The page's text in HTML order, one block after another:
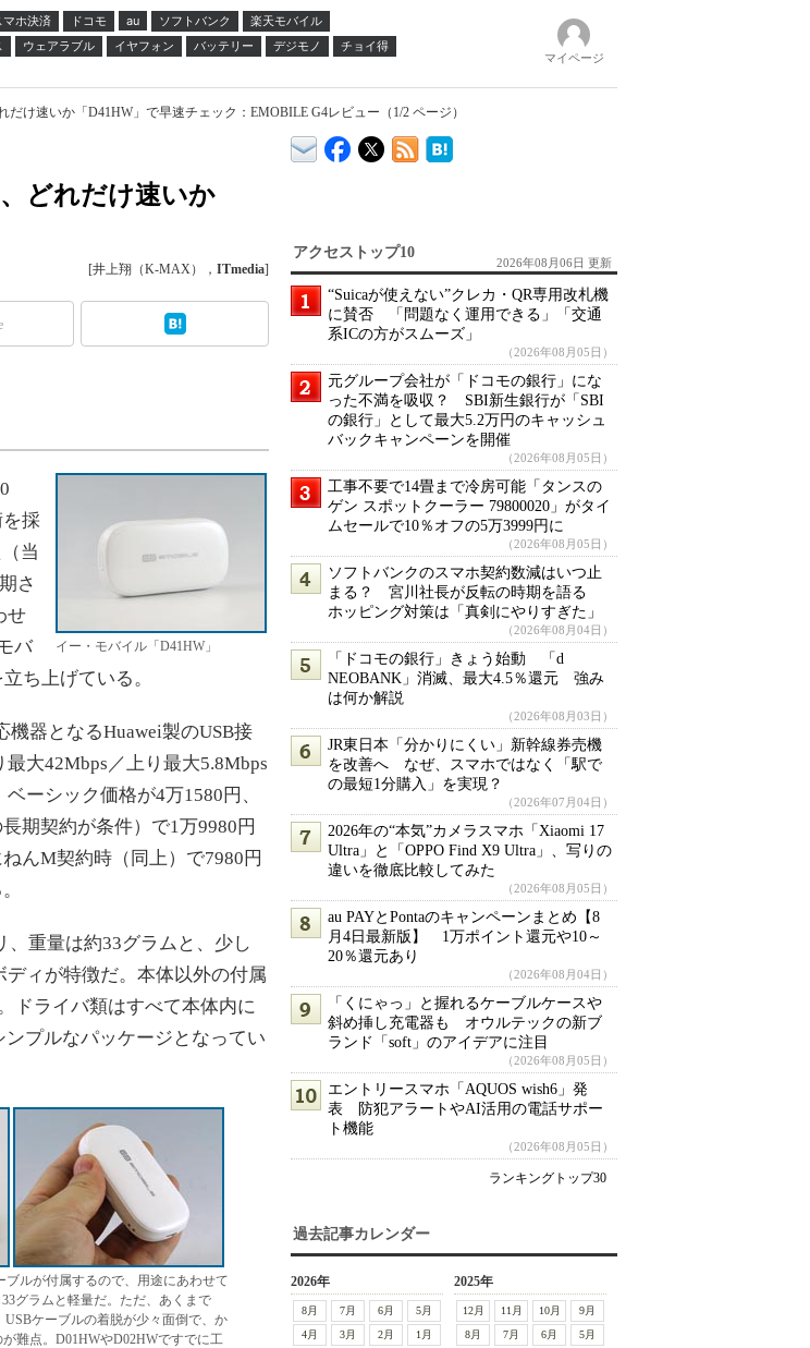
マホ決済 ドコモ au ソフトバンク
楽天モバイル
ウェアラブル イヤフォン バッテリー デジモノ
チョイ得
マイページ
け速いか「D41HW」で早速チェック：EMOBILE G4レビュー（1/2 ページ）
どれだけ速いか
[井上翔（K-MAX）， ITmedia]
イー・モバイル「D41HW」
採
当
さ
せ
バ
ち上げている。
機器となるHuawei製のUSB接
大42Mbps／上り最大5.8Mbps
ーシック価格が4万1580円、
期契約が条件）で1万9980円
んM契約時（同上）で7980円
重量は約33グラムと、少し
ィが特徴だ。本体以外の付属
ドライバ類はすべて本体内に
プルなパッケージとなってい
ルが付属するので、用途にあわせて
グラムと軽量だ。ただ、あくまで
ケーブルの着脱が少々面倒で、か
難点。D01HWやD02HWですでに工
アクセストップ10
2026年08月06日 更新
“Suicaが使えない”クレカ・QR専用改札機
に賛否 「問題なく運用できる」「交通
系ICの方がスムーズ」
（2026年08月05日）
元グループ会社が「ドコモの銀行」にな
った不満を吸収？ SBI新生銀行が「SBI
の銀行」として最大5.2万円のキャッシュ
バックキャンペーンを開催
（2026年08月05日）
工事不要で14畳まで冷房可能「タンスの
ゲン スポットクーラー 79800020」がタイ
ムセールで10％オフの5万3999円に
（2026年08月05日）
ソフトバンクのスマホ契約数減はいつ止
まる？ 宮川社長が反転の時期を語る
ホッピング対策は「真剣にやりすぎた」
（2026年08月04日）
「ドコモの銀行」きょう始動 「d
NEOBANK」消滅、最大4.5％還元 強み
は何か解説
（2026年08月03日）
JR東日本「分かりにくい」新幹線券売機
を改善へ なぜ、スマホではなく「駅で
の最短1分購入」を実現？
（2026年07月04日）
2026年の“本気”カメラスマホ「Xiaomi 17
Ultra」と「OPPO Find X9 Ultra」、写りの
違いを徹底比較してみた
（2026年08月05日）
au PAYとPontaのキャンペーンまとめ【8
月4日最新版】 1万ポイント還元や10～
20％還元あり
（2026年08月04日）
「くにゃっ」と握れるケーブルケースや
斜め挿し充電器も オウルテックの新ブ
ランド「soft」のアイデアに注目
（2026年08月05日）
エントリースマホ「AQUOS wish6」発
表 防犯アラートやAI活用の電話サポー
ト機能
（2026年08月05日）
ランキングトップ30
過去記事カレンダー
2026年
8月 7月 6月
5月
4月
3月 2月 1月
2025年
12月 11月 10月
9月
8月
7月 6月
5月